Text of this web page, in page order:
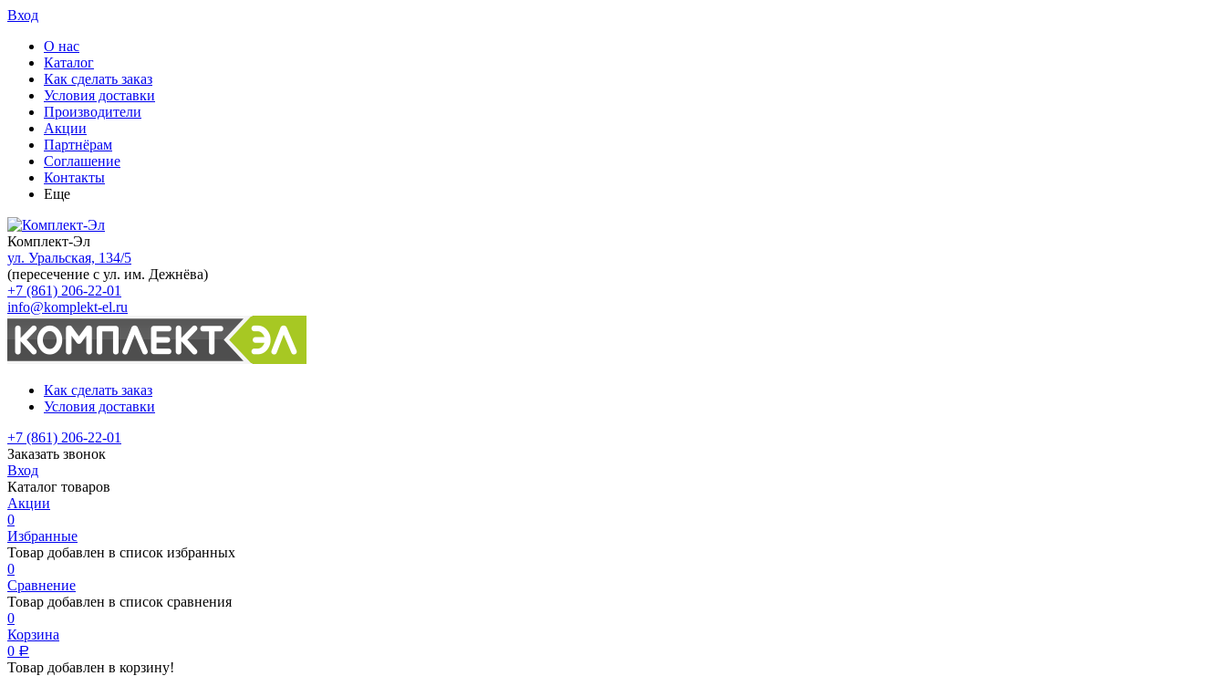
Вход
О нас
Каталог
Как сделать заказ
Условия доставки
Производители
Акции
Партнёрам
Соглашение
Контакты
Еще
Комплект-Эл
ул. Уральская, 134/5
(пересечение с ул. им. Дежнёва)
+7 (861) 206-22-01
info@komplekt-el.ru
Как сделать заказ
Условия доставки
+7 (861) 206-22-01
Заказать звонок
Вход
Каталог товаров
Акции
0
Избранные
Товар добавлен в список избранных
0
Сравнение
Товар добавлен в список сравнения
0
Корзина
0 Р
Товар добавлен в корзину!